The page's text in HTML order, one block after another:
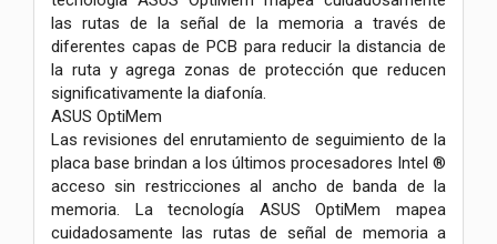
las rutas de la señal de la memoria a través de
diferentes capas de PCB para reducir la distancia de
la ruta y agrega zonas de protección que reducen
significativamente la diafonía.
ASUS OptiMem
Las revisiones del enrutamiento de seguimiento de la
placa base brindan a los últimos procesadores Intel ®
acceso sin restricciones al ancho de banda de la
memoria. La tecnología ASUS OptiMem mapea
cuidadosamente las rutas de señal de memoria a